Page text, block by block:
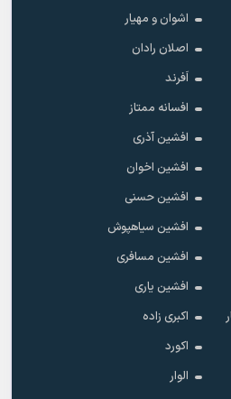
اشوان و مهیار
اصلان رادان
اَفرند
افسانه ممتاز
افشین آذری
افشین اخوان
افشین حسنی
افشین سیاهپوش
افشین مسافری
افشین یاری
اکبری زاده
اکورد
الوار